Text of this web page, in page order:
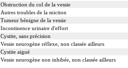
Obstruction du col de la vessie
Autres troubles de la miction
Tumeur bénigne de la vessie
Incontinence urinaire d'effort
Cystite, sans précision
Vessie neurogène réflexe, non classée ailleurs
Cystite aiguë
Vessie neurogène non inhibée, non classée ailleurs